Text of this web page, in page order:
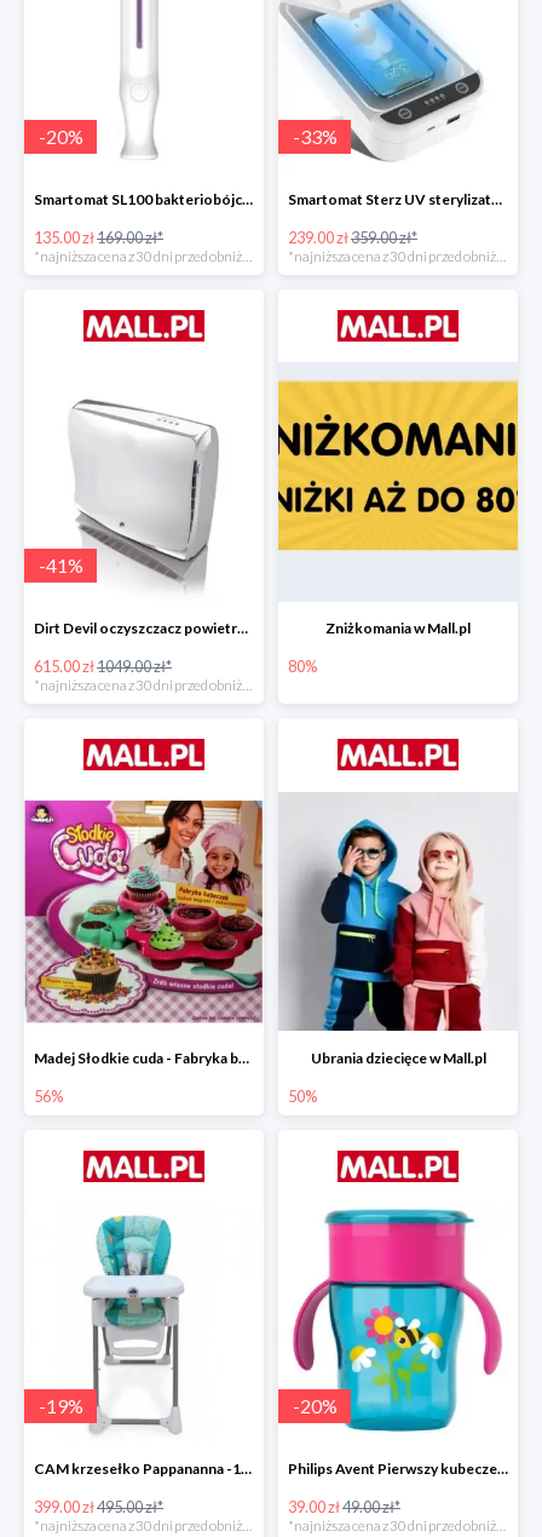
-20%
Smartomat SL100 bakteriobójcza lampa UV -20%
135.00 zł169.00 zł*
-33%
Smartomat Sterz UV sterylizator -33%
239.00 zł359.00 zł*
-41%
Dirt Devil oczyszczacz powietrza Pureza 350 -41%
615.00 zł1049.00 zł*
*najniższa cena z 30 dni przed obniżką
Zniżkomania w Mall.pl
80%
Madej Słodkie cuda - Fabryka babeczek
56%
Ubrania dziecięce w Mall.pl
50%
-19%
CAM krzesełko Pappananna -19%
399.00 zł495.00 zł*
*najniższa cena z 30 dni przed obniżką
-20%
Philips Avent Pierwszy kubeczek 260 ml -20%
39.00 zł49.00 zł*
*najniższa cena z 30 dni przed obniżką